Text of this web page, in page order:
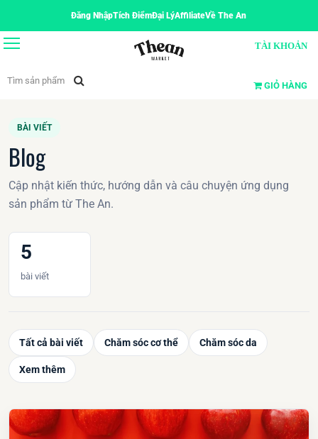
Đăng NhậpTích ĐiểmĐại LýAffiliateVề The An
TÀI KHOẢN
GIỎ HÀNG
BÀI VIẾT
Blog
Cập nhật kiến thức, hướng dẫn và câu chuyện ứng dụng
sản phẩm từ The An.
5
bài viết
Tất cả bài viết Chăm sóc cơ thể Chăm sóc da
Xem thêm